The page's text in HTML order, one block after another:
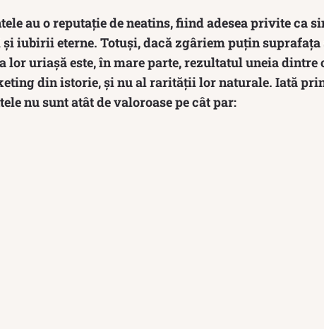
au o reputație de neatins, fiind adesea privite ca
iubirii eterne. Totuși, dacă zgâriem puțin
lor uriașă este, în mare parte, rezultatul uneia dintre
din istorie, și nu al rarității lor naturale. Iată
nu sunt atât de valoroase pe cât par: